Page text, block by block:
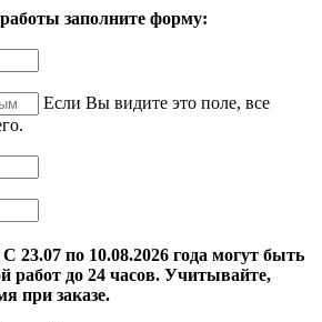
заполните форму:
Если Вы видите это поле, все
23.07 по 10.08.2026 года могут быть
работ до 24 часов. Учитывайте,
при заказе.